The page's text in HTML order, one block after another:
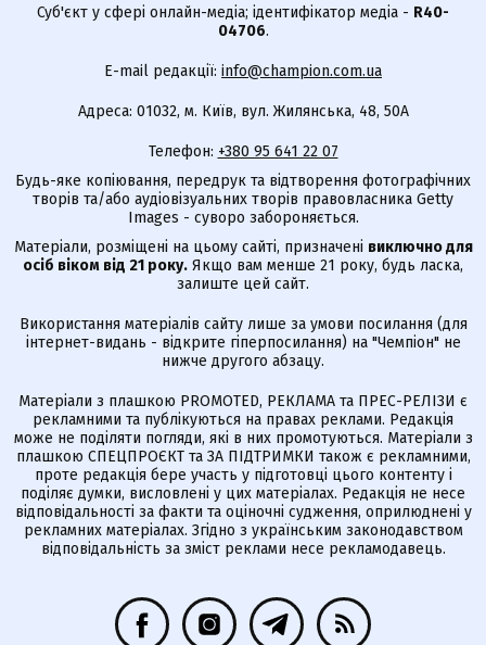
Суб'єкт у сфері онлайн-медіа; ідентифікатор медіа - R40-
04706.
E-mail редакції: info@champion.com.ua
Адреса: 01032, м. Київ, вул. Жилянська, 48, 50А
Телефон: +380 95 641 22 07
Будь-яке копіювання, передрук та відтворення фотографічних
творів та/або аудіовізуальних творів правовласника Getty
Images - суворо забороняється.
Матеріали, розміщені на цьому сайті, призначені виключно для
осіб віком від 21 року. Якщо вам менше 21 року, будь ласка,
залиште цей сайт.
Використання матеріалів сайту лише за умови посилання (для
інтернет-видань - відкрите гіперпосилання) на "Чемпіон" не
нижче другого абзацу.
Матеріали з плашкою PROMOTED, РЕКЛАМА та ПРЕС-РЕЛІЗИ є
рекламними та публікуються на правах реклами. Редакція
може не поділяти погляди, які в них промотуються. Матеріали з
плашкою СПЕЦПРОЄКТ та ЗА ПІДТРИМКИ також є рекламними,
проте редакція бере участь у підготовці цього контенту і
поділяє думки, висловлені у цих матеріалах. Редакція не несе
відповідальності за факти та оціночні судження, оприлюднені у
рекламних матеріалах. Згідно з українським законодавством
відповідальність за зміст реклами несе рекламодавець.